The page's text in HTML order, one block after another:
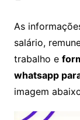
As
salário,
trabalho e
whatsapp
imagem